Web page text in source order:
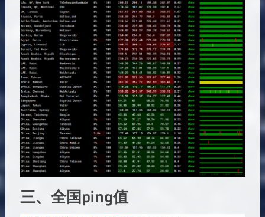
三、全国ping值